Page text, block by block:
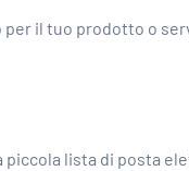
il tuo prodotto o
lista di posta